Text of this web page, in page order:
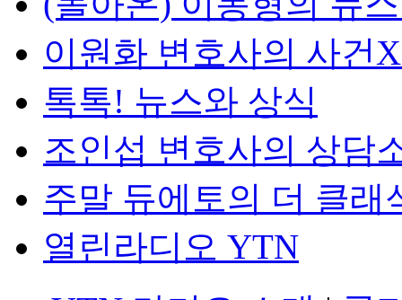
이원화 변호사의 사건
톡톡! 뉴스와 상식
조인섭 변호사의 상담
주말 듀에토의 더 클래
열린라디오 YTN